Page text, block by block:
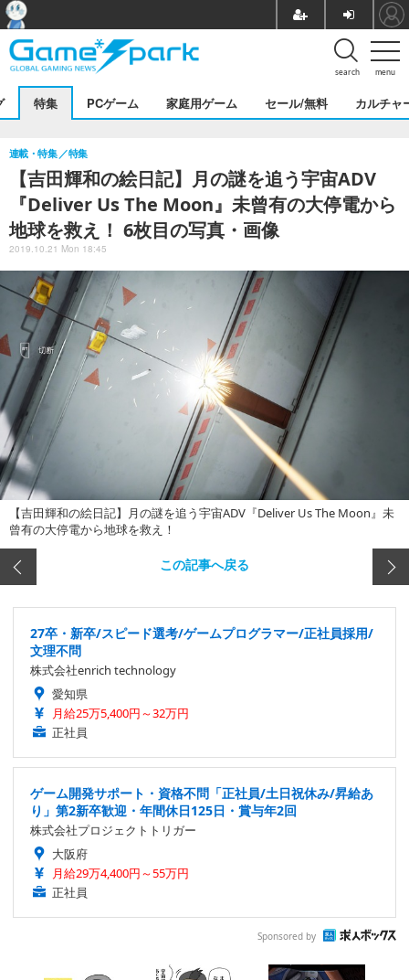
menu
search
特集 PCゲーム 家庭用ゲーム セール/無料 カルチャ
【吉田輝和の絵日記】月の謎を追う宇宙ADV
『Deliver Us The Moon』未曾有の大停電から
地球を救え！ 6枚目の写真・画像
連載・特集 特集
2019.10.21 Mon 18:45
【吉田輝和の絵日記】月の謎を追う宇宙ADV『Deliver Us The Moon』未
曾有の大停電から地球を救え！
この記事へ戻る
27卒・新卒/スピード選考/ゲームプログラマー/正社員採用/
文理不問
株式会社enrich technology
愛知県
月給25万5,400円～32万円
正社員
ゲーム開発サポート・資格不問「正社員/土日祝休み/昇給あ
り」第2新卒歓迎・年間休日125日・賞与年2回
株式会社プロジェクトトリガー
大阪府
月給29万4,400円～55万円
正社員
Sponsored by